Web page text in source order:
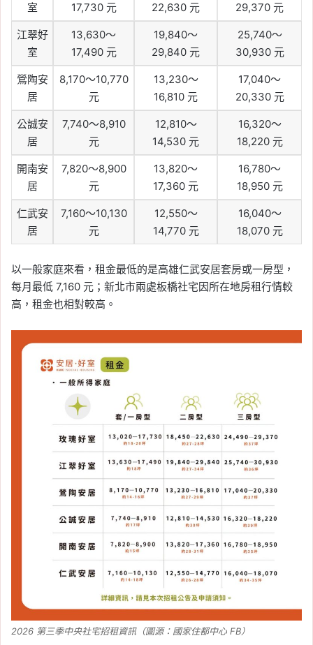
室
17,730 元
22,630 元
29,370 元
江翠好
室
13,630～
17,490 元
19,840～
29,840 元
25,740～
30,930 元
鶯陶安
居
8,170～10,770
元
13,230～
16,810 元
17,040～
20,330 元
公誠安
居
7,740～8,910
元
12,810～
14,530 元
16,320～
18,220 元
開南安
居
7,820～8,900
元
13,820～
17,360 元
16,780～
18,950 元
仁武安
居
7,160～10,130
元
12,550～
14,770 元
16,040～
18,070 元
以一般家庭來看，租金最低的是高雄仁武安居套房或一房型，
每月最低 7,160 元；新北市兩處板橋社宅因所在地房租行情較
高，租金也相對較高。
2026 第三季中央社宅招租資訊（圖源：國家住都中心 FB）